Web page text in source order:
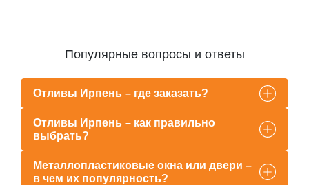
Популярные вопросы и ответы
Отливы Ирпень – где заказать?
Отливы Ирпень – как правильно
выбрать?
Металлопластиковые окна или двери –
в чем их популярность?